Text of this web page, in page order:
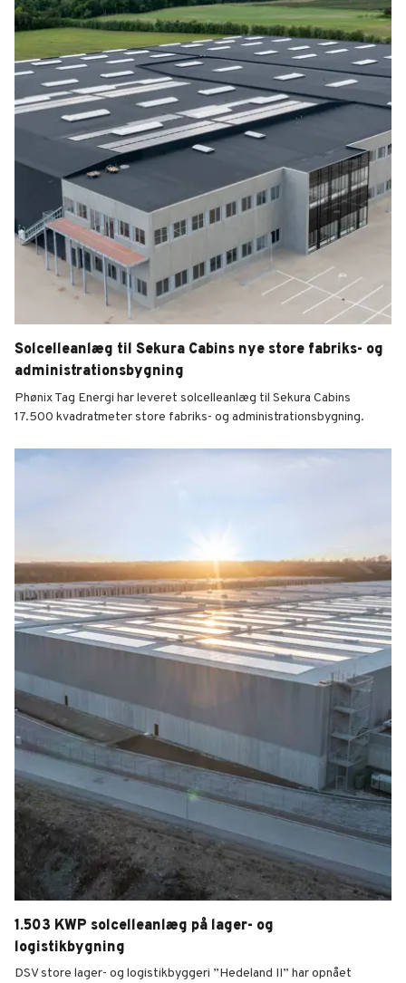
Solcelleanlæg til Sekura Cabins nye store fabriks- og
administrationsbygning
Phønix Tag Energi har leveret solcelleanlæg til Sekura Cabins
17.500 kvadratmeter store fabriks- og administrationsbygning.
Sekura Cabins
1.503 KWP solcelleanlæg på lager- og
logistikbygning
DSV store lager- og logistikbyggeri ”Hedeland II” har opnået